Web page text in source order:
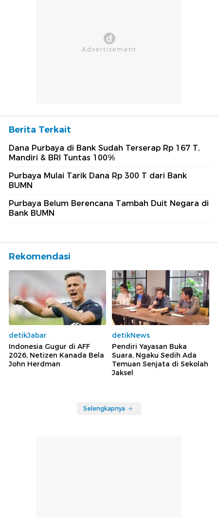
Berita Terkait
Dana Purbaya di Bank Sudah Terserap Rp 167 T,
Mandiri & BRI Tuntas 100%
Purbaya Mulai Tarik Dana Rp 300 T dari Bank
BUMN
Purbaya Belum Berencana Tambah Duit Negara di
Bank BUMN
Rekomendasi
detikJabar
Indonesia Gugur di AFF
2026, Netizen Kanada Bela
John Herdman
detikNews
Pendiri Yayasan Buka
Suara, Ngaku Sedih Ada
Temuan Senjata di Sekolah
Jaksel
Selengkapnya